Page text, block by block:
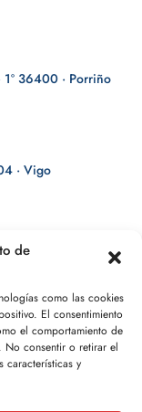
de
como las cookies
El consentimiento
el comportamiento de
No consentir o retirar el
características y
36400 · Porriño
· Vigo